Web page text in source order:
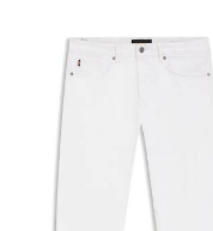
RE.MAINE
10278249